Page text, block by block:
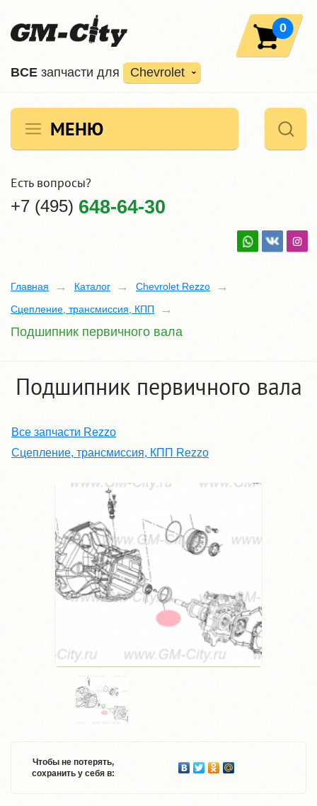
ВCE запчасти для Chevrolet
0
МЕНЮ
Есть вопросы?
+7 (495) 648-64-30
Главная Каталог
Chevrolet Rezzo
Сцепление, трансмиссия, КПП
Подшипник первичного вала
Подшипник первичного вала
Все запчасти Rezzo
Сцепление, трансмиссия, КПП Rezzo
Чтобы не потерять,
сохранить у себя в: